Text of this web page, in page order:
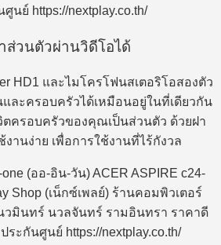
ส่วนตัวผ่านวิดีโอได้
HD1 และไมโครโฟนสเตอริโอสองตัว
ละครอบครัวได้เหมือนอยู่ในที่เดียวกัน
ครอบครัวของคุณเป็นส่วนตัว ด้วยฝา
านง่าย เพื่อการใช้งานที่ไร้กังวล